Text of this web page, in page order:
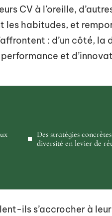
CV à l’oreille,
les habitudes, et
: d’un côté, la
et
Des stratégies
diversité en levier de
ils s’accrocher à